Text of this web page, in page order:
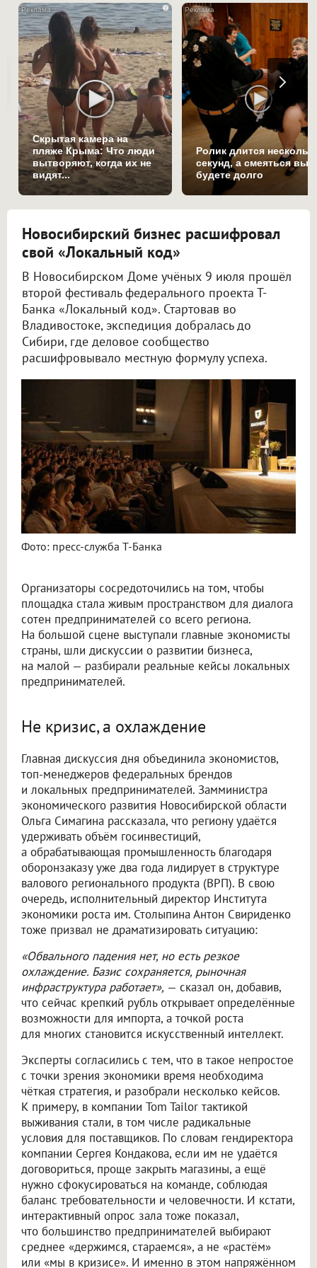
i
Скрытая камера на
пляже Крыма: Что люди
вытворяют, когда их не
видят...
Ролик длится
секунд, а смеяться вы
будете долго
Новосибирский бизнес расшифровал
свой «Локальный код»
В Новосибирском Доме учёных 9 июля прошёл
второй фестиваль федерального проекта Т-
Банка «Локальный код». Стартовав во
Владивостоке, экспедиция добралась до
Сибири, где деловое сообщество
расшифровывало местную формулу успеха.
Фото: пресс-служба Т-Банка
Организаторы сосредоточились на том, чтобы
площадка стала живым пространством для диалога
сотен предпринимателей со всего региона.
На большой сцене выступали главные экономисты
страны, шли дискуссии о развитии бизнеса,
на малой — разбирали реальные кейсы локальных
предпринимателей.
Не кризис, а охлаждение
Главная дискуссия дня объединила экономистов,
топ-менеджеров федеральных брендов
и локальных предпринимателей. Замминистра
экономического развития Новосибирской области
Ольга Симагина рассказала, что региону удаётся
удерживать объём госинвестиций,
а обрабатывающая промышленность благодаря
оборонзаказу уже два года лидирует в структуре
валового регионального продукта (ВРП). В свою
очередь, исполнительный директор Института
экономики роста им. Столыпина Антон Свириденко
тоже призвал не драматизировать ситуацию:
«Обвального падения нет, но есть резкое
охлаждение. Базис сохраняется, рыночная
инфраструктура работает», — сказал он, добавив,
что сейчас крепкий рубль открывает определённые
возможности для импорта, а точкой роста
для многих становится искусственный интеллект.
Эксперты согласились с тем, что в такое непростое
с точки зрения экономики время необходима
чёткая стратегия, и разобрали несколько кейсов.
К примеру, в компании Tom Tailor тактикой
выживания стали, в том числе радикальные
условия для поставщиков. По словам гендиректора
компании Сергея Кондакова, если им не удаётся
договориться, проще закрыть магазины, а ещё
нужно сфокусироваться на команде, соблюдая
баланс требовательности и человечности. И кстати,
интерактивный опрос зала тоже показал,
что большинство предпринимателей выбирают
среднее «держимся, стараемся», а не «растём»
или «мы в кризисе». И именно в этом напряжённом